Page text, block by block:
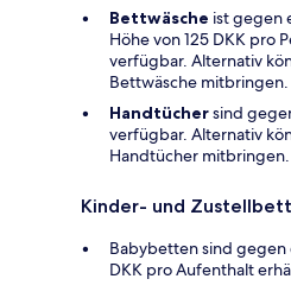
Bettwäsche ist gegen
Höhe von 125 DKK pro
verfügbar. Alternativ
Bettwäsche mitbringen.
Handtüchersind
verfügbar. Alternativ
Handtücher mitbringen.
Kinder- und
Babybetten sind gegen
DKK pro Aufenthalt